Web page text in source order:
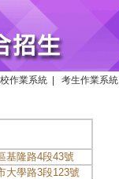
作業系統 考生作業系統
基隆路4段43號
大學路3段123號